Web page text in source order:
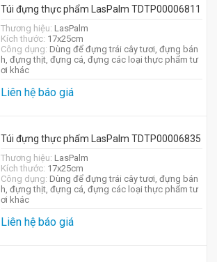
Túi đựng thực phẩm LasPalm TDTP00006811
Thương hiệu: LasPalm
Kích thước: 17x25cm
Công dụng: Dùng để đựng trái cây tươi, đựng bán
h, đựng thịt, đựng cá, đựng các loại thực phẩm tư
ơi khác
Liên hệ báo giá
Túi đựng thực phẩm LasPalm TDTP00006835
Thương hiệu: LasPalm
Kích thước: 17x25cm
Công dụng: Dùng để đựng trái cây tươi, đựng bán
h, đựng thịt, đựng cá, đựng các loại thực phẩm tư
ơi khác
Liên hệ báo giá